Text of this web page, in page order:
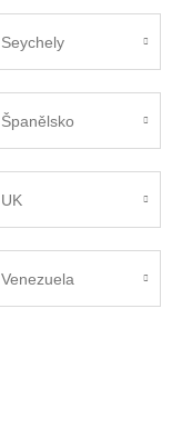
Seychely
Španělsko
UK
Venezuela